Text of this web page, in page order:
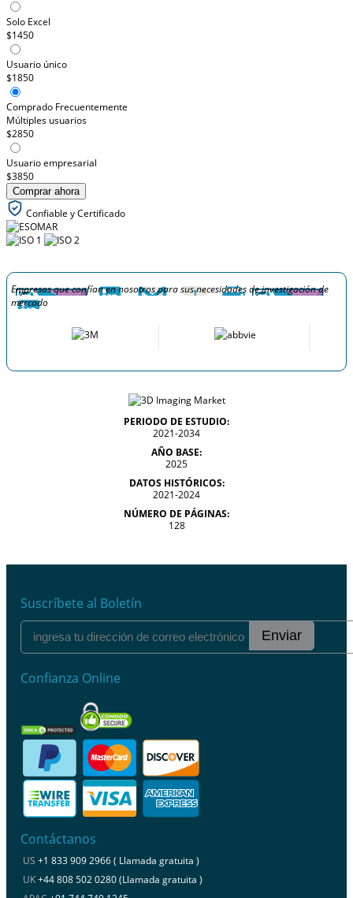
Solo Excel
$1450
Usuario único
$1850
Comprado Frecuentemente
Múltiples usuarios
$2850
Usuario empresarial
$3850
Comprar ahora
Confiable y Certificado
Empresas que confían en nosotros para sus necesidades de investigación de
mercado
PERIODO DE ESTUDIO:
2021-2034
AÑO BASE:
2025
DATOS HISTÓRICOS:
2021-2024
NÚMERO DE PÁGINAS:
128
Suscríbete al Boletín
Enviar
Confianza Online
Contáctanos
US +1 833 909 2966 ( Llamada gratuita )
UK+44 808 502 0280 (Llamada gratuita )